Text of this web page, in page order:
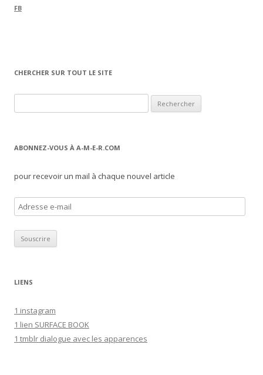
FB
CHERCHER SUR TOUT LE SITE
ABONNEZ-VOUS À A-M-E-R.COM
pour recevoir un mail à chaque nouvel article
d
r
e
-
m
a
LIENS
1 instagram
1 lien SURFACE BOOK
1 tmblr dialogue avec les apparences